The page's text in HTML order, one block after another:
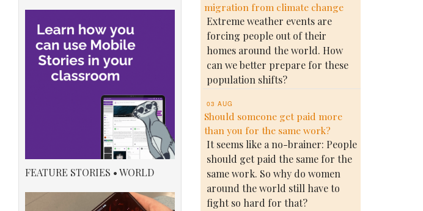
FEATURE STORIES • WORLD
migration from climate change
Extreme weather events are
forcing people out of their
homes around the world. How
can we better prepare for these
population shifts?
03 AUG
Should someone get paid more
than you for the same work?
It seems like a no-brainer: People
should get paid the same for the
same work. So why do women
around the world still have to
fight so hard for that?